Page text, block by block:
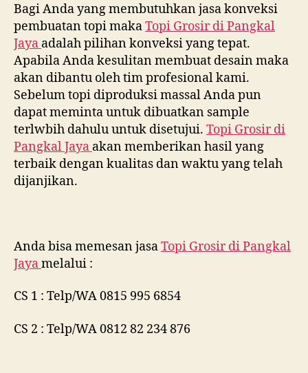
Bagi Anda yang membutuhkan jasa konveksi
pembuatan topi makaTopi Grosir diPangkal
Jaya adalah pilihan konveksi yang tepat.
Apabila Anda kesulitan membuat desain maka
akan dibantu oleh tim profesional kami.
Sebelum topi diproduksi massal Anda pun
dapat meminta untuk dibuatkan sample
terlwbih dahulu untuk disetujui. Topi Grosir di
Pangkal Jaya akan memberikan hasil yang
terbaik dengan kualitas dan waktu yang telah
dijanjikan.
Anda bisa memesan jasaTopi Grosir diPangkal
Jayamelalui :
CS 1 : Telp/WA 0815 995 6854
CS 2 : Telp/WA 0812 82 234 876